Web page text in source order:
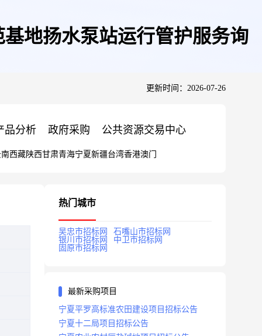
地扬水泵站运行管护服务询
更新时间：2026-07-26
品分析 政府采购 公共资源交易中心
西藏陕西甘肃青海宁夏新疆台湾香港澳门
热门城市
吴忠市招标网
石嘴山市招标网
银川市招标网
中卫市招标网
固原市招标网
最新采购项目
宁夏平罗高标准农田建设项目招标公告
宁夏十二局项目招标公告